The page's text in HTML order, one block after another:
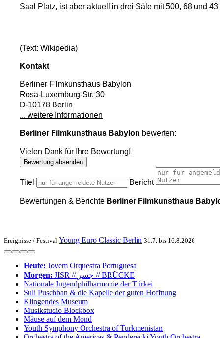
Saal Platz, ist aber aktuell in drei Säle mit 500, 68 und
(Text: Wikipedia)
Kontakt
Berliner Filmkunsthaus Babylon
Rosa-Luxemburg-Str. 30
D-10178 Berlin
... weitere Informationen
Berliner Filmkunsthaus Babylon bewerten:
Vielen Dank für Ihre Bewertung!
Bewertung absenden
Titel Bericht
Bewertungen & Berichte Berliner Filmkunsthaus
Ereignisse / Festival Young Euro Classic Berlin 31.7. bis 16.8.2026
Heute: Jovem Orques­tra Portuguesa
Morgen:
JISR // جسر // BRÜCKE
Nationale Jugend­philharmonie der Türkei
Suli Pusch­ban & die Ka­pelle der gu­ten Hoff­nung
Klingendes Museum
Musikstudio Blockbox
Mäuse auf dem Mond
Youth Symphony Orchestra of Turk­menistan